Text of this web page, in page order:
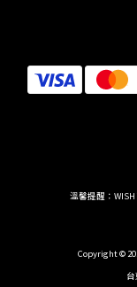
溫馨提醒：
Copyright ©